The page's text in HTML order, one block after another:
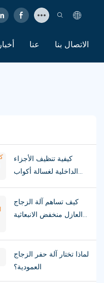
أخبار عنا الاتصال بنا
كيفية تنظيف الأجزاء
الداخلية لغسالة أكواب
كيف تساهم آلة الزجاج
العازل منخفض الانبعاثية
لماذا تختار آلة حفر الزجاج
العمودية؟